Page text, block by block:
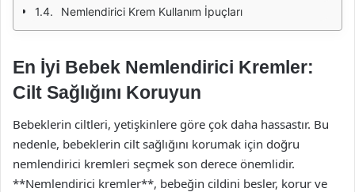
Nemlendirici Krem Kullanım İpuçları
En İyi Bebek Nemlendirici Kremler:
Cilt Sağlığını Koruyun
Bebeklerin ciltleri, yetişkinlere göre çok daha hassastır. Bu
nedenle, bebeklerin cilt sağlığını korumak için doğru
nemlendirici kremleri seçmek son derece önemlidir.
**Nemlendirici kremler**, bebeğin cildini besler, korur ve